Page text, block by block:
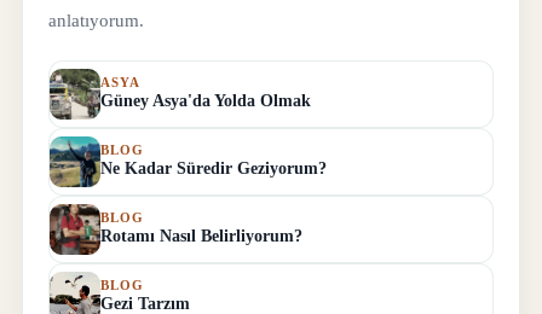
anlatıyorum.
ASYA
Güney Asya'da Yolda Olmak
BLOG
Ne Kadar Süredir Geziyorum?
BLOG
Rotamı Nasıl Belirliyorum?
BLOG
Gezi Tarzım